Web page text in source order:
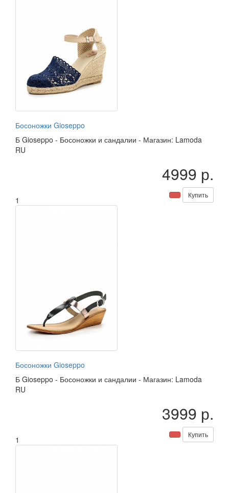
Босоножки Gioseppo
Б Gioseppo - Босоножки и сандалии - Магазин: Lamoda
RU
4999 р.
Купить
1
Босоножки Gioseppo
Б Gioseppo - Босоножки и сандалии - Магазин: Lamoda
RU
3999 р.
Купить
1